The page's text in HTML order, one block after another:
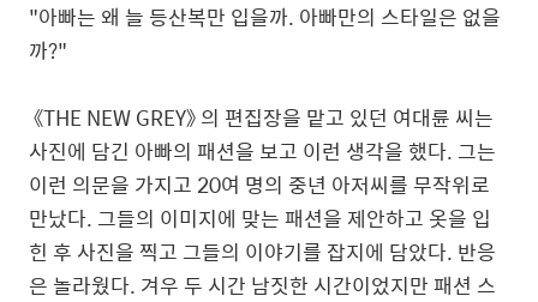
"아빠는 왜 늘 등산복만 입을까. 아빠만의 스타일은 없을
까?"
《THE NEW GREY》 의 편집장을 맡고 있던 여대륜 씨는
사진에 담긴 아빠의 패션을 보고 이런 생각을 했다. 그는
이런 의문을 가지고 20여 명의 중년 아저씨를 무작위로
만났다. 그들의 이미지에 맞는 패션을 제안하고 옷을 입
힌 후 사진을 찍고 그들의 이야기를 잡지에 담았다. 반응
은 놀라웠다. 겨우 두 시간 남짓한 시간이었지만 패션 스